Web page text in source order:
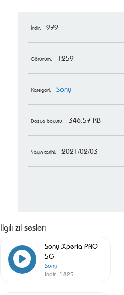
İndir: 979
Görünüm: 1259
Kategori: Sony
Dosya boyutu: 346.57 KB
Yayın tarihi: 2021/02/03
İlgili zil sesleri
Sony Xperia PRO
5G
Sony
İndir: 1825